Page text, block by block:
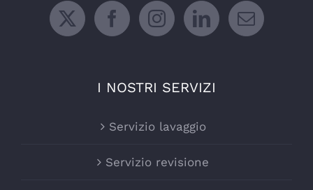
I NOSTRI SERVIZI
Servizio lavaggio
Servizio revisione